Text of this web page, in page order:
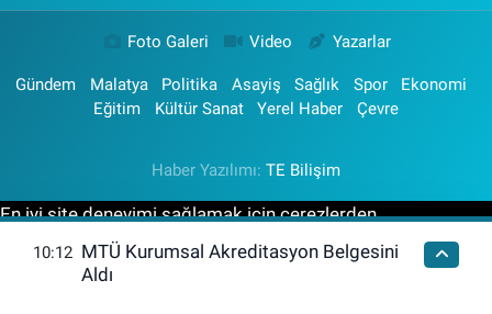
Foto Galeri Video Yazarlar
Gündem Malatya Politika Asayiş Sağlık Spor
Ekonomi
Eğitim
Kültür Sanat Yerel Haber Çevre
Haber Yazılımı: TE Bilişim
En iyi site deneyimi sağlamak için çerezlerden
faydalanıyoruz. Detaylar için lütfen tıklayın.
Gizlilik
Sözleşmesi
Tamam
10:12 MTÜ Kurumsal Akreditasyon Belgesini
Aldı